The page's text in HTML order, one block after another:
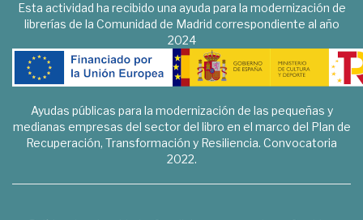
Esta actividad ha recibido una ayuda para la modernización de
librerías de la Comunidad de Madrid correspondiente al año
2024
Ayudas públicas para la modernización de las pequeñas y
medianas empresas del sector del libro en el marco del Plan de
Recuperación, Transformación y Resiliencia. Convocatoria
2022.